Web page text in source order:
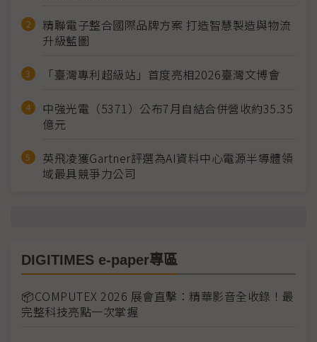
精聯電子整合國際品牌方案 打造智慧製造與物流
升級藍圖
「臺灣專利超級站」首度亮相2026臺灣文博會
中強光電（5371）公布7月自結合併營收約35.35
億元
英飛凌獲Gartner評選為AI資料中心電源半導體領
域最具競爭力公司
DIGITIMES e-paper專區
📦COMPUTEX 2026 展會直擊：精華影音全收錄！最
完整科技亮點一次掌握